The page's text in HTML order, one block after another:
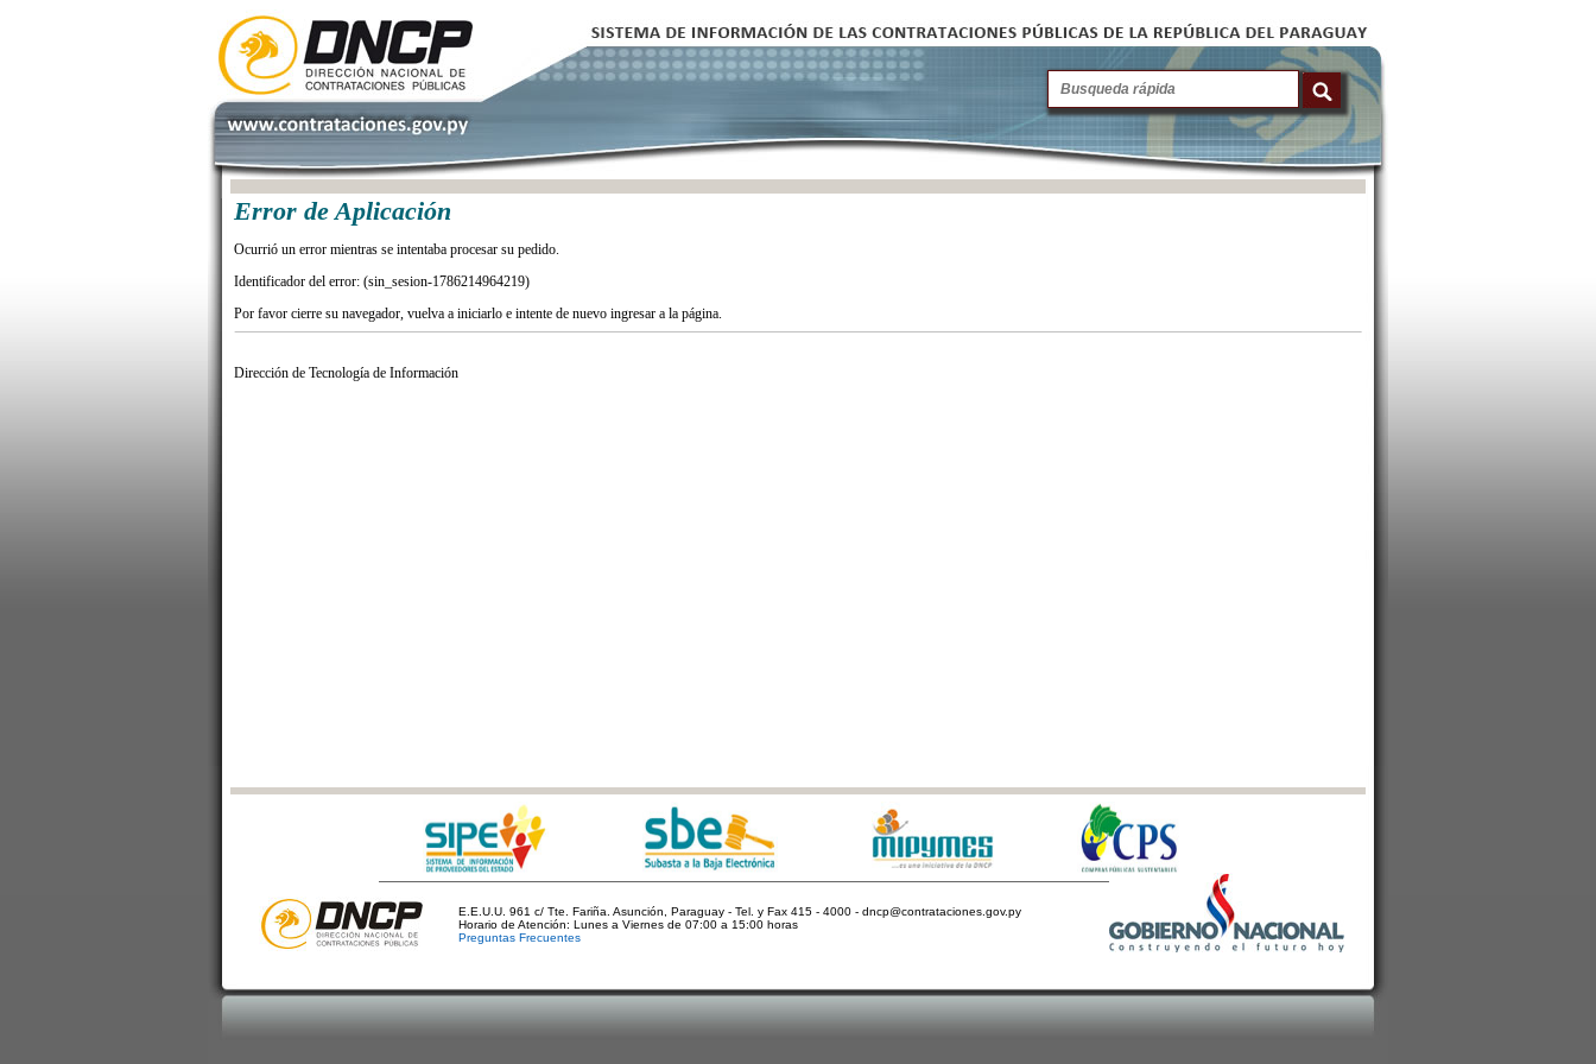
Error de Aplicación
Ocurrió un error mientras se intentaba procesar su pedido.
Identificador del error: (sin_sesion-1786214964219)
Por favor cierre su navegador, vuelva a iniciarlo e intente de nuevo ingresar a la página.
Dirección de Tecnología de Información
E.E.U.U. 961 c/ Tte. Fariña. Asunción, Paraguay - Tel. y Fax 415 - 4000 - dncp@contrataciones.gov.py
Horario de Atención: Lunes a Viernes de 07:00 a 15:00 horas
Preguntas Frecuentes